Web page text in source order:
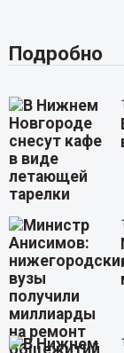
Подробно